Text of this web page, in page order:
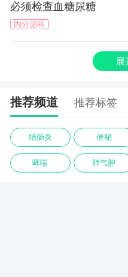
必须检查血糖尿糖
内分泌科
展
推荐频道 推荐标签
结肠炎 便秘
哮喘 肺气肿